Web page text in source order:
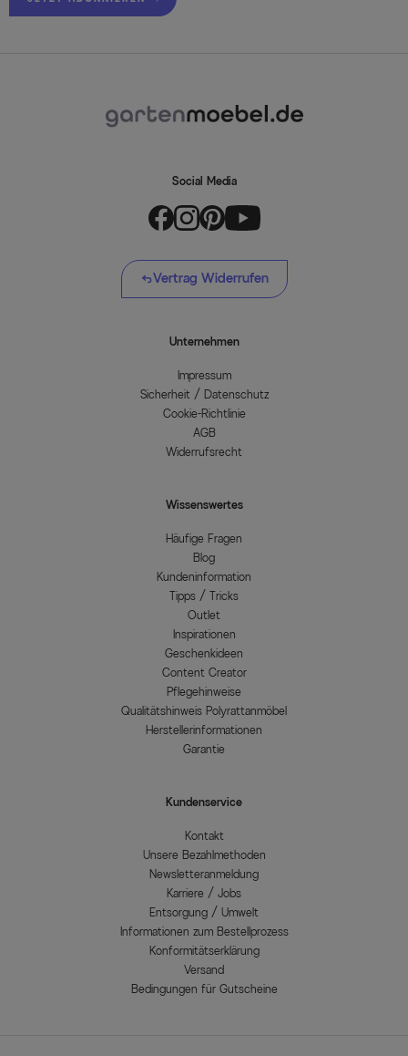
Social Media
Vertrag Widerrufen
Unternehmen
Impressum
Sicherheit / Datenschutz
Cookie-Richtlinie
AGB
Widerrufsrecht
Wissenswertes
Häufige Fragen
Blog
Kundeninformation
Tipps / Tricks
Outlet
Inspirationen
Geschenkideen
Content Creator
Pflegehinweise
Qualitätshinweis Polyrattanmöbel
Herstellerinformationen
Garantie
Kundenservice
Kontakt
Unsere Bezahlmethoden
Newsletteranmeldung
Karriere / Jobs
Entsorgung / Umwelt
Informationen zum Bestellprozess
Konformitätserklärung
Versand
Bedingungen für Gutscheine